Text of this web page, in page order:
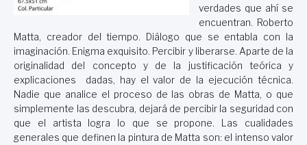
verdades que ahí se
encuentran. Roberto
Matta, creador del tiempo. Diálogo que se entabla con la
imaginación. Enigma exquisito. Percibir y liberarse. Aparte de la
originalidad del concepto y de la justificación teórica y
explicaciones dadas, hay el valor de la ejecución técnica.
Nadie que analice el proceso de las obras de Matta, o que
simplemente las descubra, dejará de percibir la seguridad con
que el artista logra lo que se propone. Las cualidades
generales que definen la pintura de Matta son: el intenso valor